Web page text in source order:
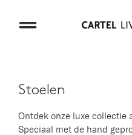
Stoelen
Ontdek onze luxe collectie
Speciaal met de hand